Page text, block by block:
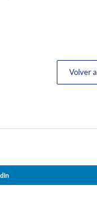
Volver